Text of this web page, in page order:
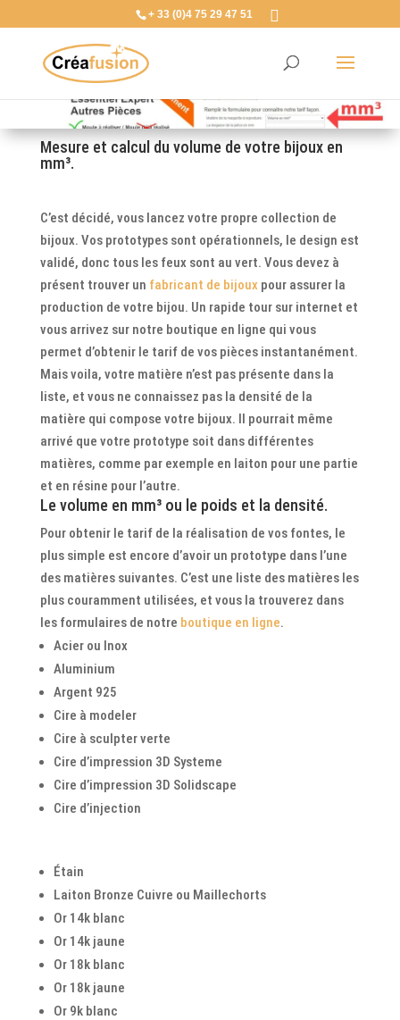
+ 33 (0)4 75 29 47 51
Mesure et calcul du volume de votre bijoux en
mm³.
C’est décidé, vous lancez votre propre collection de
bijoux. Vos prototypes sont opérationnels, le design est
validé, donc tous les feux sont au vert. Vous devez à
présent trouver un fabricant de bijouxpour assurer la
production de votre bijou. Un rapide tour sur internet et
vous arrivez sur notre boutique en ligne qui vous
permet d’obtenir le tarif de vos pièces instantanément.
Mais voila, votre matière n’est pas présente dans la
liste, et vous ne connaissez pas la densité de la
matière qui compose votre bijoux. Il pourrait même
arrivé que votre prototype soit dans différentes
matières, comme par exemple en laiton pour une partie
et en résine pour l’autre.
Le volume en mm³ ou le poids et la densité.
Pour obtenir le tarif de la réalisation de vos fontes, le
plus simple est encore d’avoir un prototype dans l’une
des matières suivantes. C’est une liste des matières les
plus couramment utilisées, et vous la trouverez dans
les formulaires de notre boutique en ligne.
Acier ou Inox
Aluminium
Argent 925
Cire à modeler
Cire à sculpter verte
Cire d’impression 3D Systeme
Cire d’impression 3D Solidscape
Cire d’injection
Étain
Laiton Bronze Cuivre ou Maillechorts
Or 14k blanc
Or 14k jaune
Or 18k blanc
Or 18k jaune
Or 9k blanc